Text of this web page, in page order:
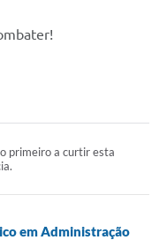
primeiro a curtir esta
em Administração